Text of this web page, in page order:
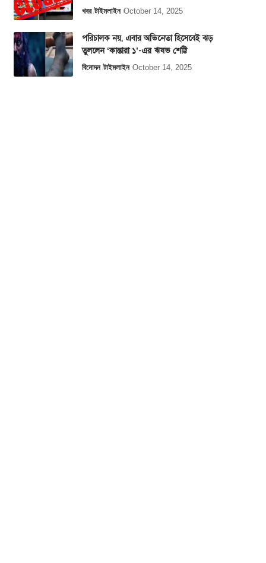
খবর টাইমলাইন October 14, 2025
পরিচালক নয়, এবার অভিনেতা হিসেবেই ঝড়
তুললেন ‘কান্তারা ১’-এর ঋষভ শেট্টি
বিনোদন টাইমলাইন October 14, 2025